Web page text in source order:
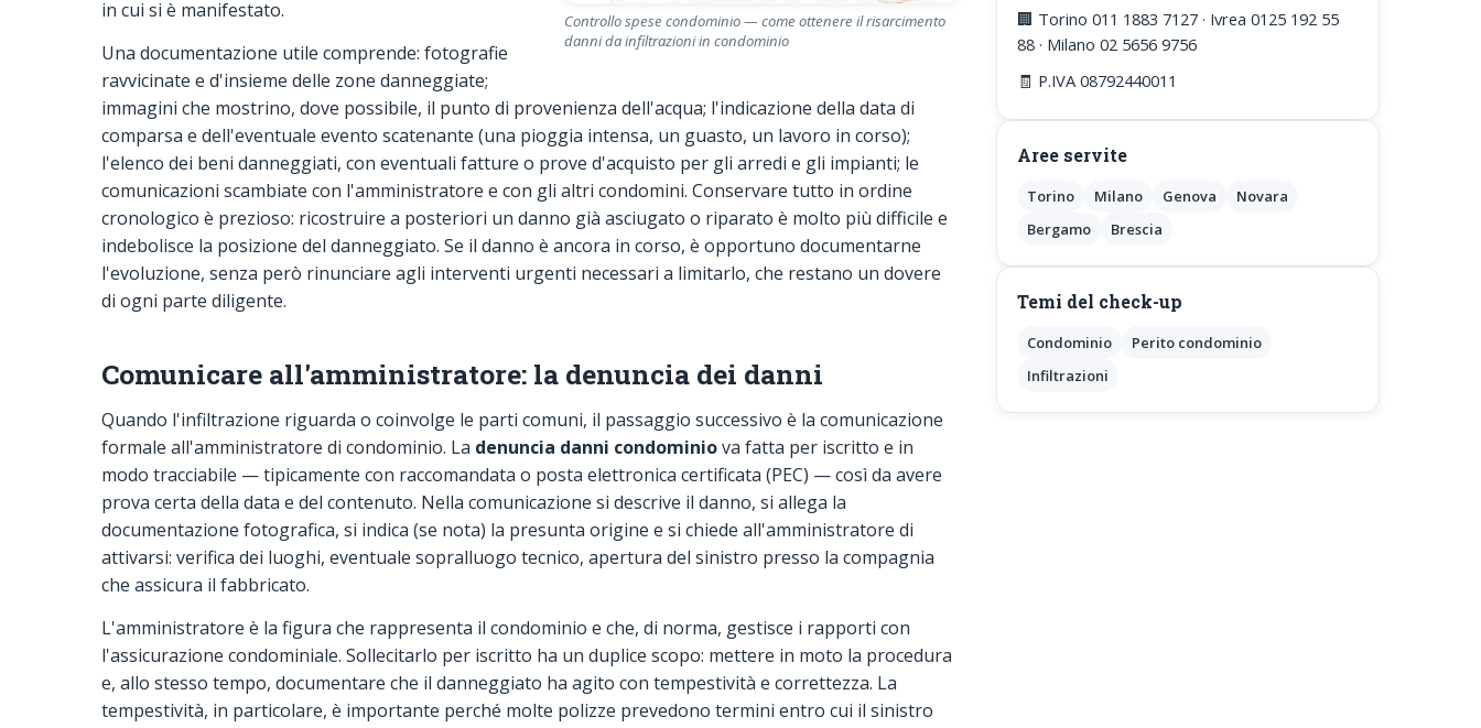
Controllo spese condominio — come ottenere il risarcimento
danni da infiltrazioni in condominio
in cui si è manifestato.
Una documentazione utile comprende: fotografie
ravvicinate e d'insieme delle zone danneggiate;
immagini che mostrino, dove possibile, il punto di provenienza dell'acqua; l'indicazione della data di
comparsa e dell'eventuale evento scatenante (una pioggia intensa, un guasto, un lavoro in corso);
l'elenco dei beni danneggiati, con eventuali fatture o prove d'acquisto per gli arredi e gli impianti; le
comunicazioni scambiate con l'amministratore e con gli altri condomini. Conservare tutto in ordine
cronologico è prezioso: ricostruire a posteriori un danno già asciugato o riparato è molto più difficile e
indebolisce la posizione del danneggiato. Se il danno è ancora in corso, è opportuno documentarne
l'evoluzione, senza però rinunciare agli interventi urgenti necessari a limitarlo, che restano un dovere
di ogni parte diligente.
Comunicare all'amministratore: la denuncia dei danni
Quando l'infiltrazione riguarda o coinvolge le parti comuni, il passaggio successivo è la comunicazione
formale all'amministratore di condominio. La denuncia danni condominiova fatta per iscritto e in
modo tracciabile — tipicamente con raccomandata o posta elettronica certificata (PEC) — così da avere
prova certa della data e del contenuto. Nella comunicazione si descrive il danno, si allega la
documentazione fotografica, si indica (se nota) la presunta origine e si chiede all'amministratore di
attivarsi: verifica dei luoghi, eventuale sopralluogo tecnico, apertura del sinistro presso la compagnia
che assicura il fabbricato.
L'amministratore è la figura che rappresenta il condominio e che, di norma, gestisce i rapporti con
l'assicurazione condominiale. Sollecitarlo per iscritto ha un duplice scopo: mettere in moto la procedura
e, allo stesso tempo, documentare che il danneggiato ha agito con tempestività e correttezza. La
tempestività, in particolare, è importante perché molte polizze prevedono termini entro cui il sinistro
🏢 Torino 011 1883 7127 · Ivrea 0125 192 55
88 · Milano 02 5656 9756
🧾 P.IVA 08792440011
Aree servite
Torino Milano Genova
Novara
Bergamo
Brescia
Temi del check-up
Condominio
Perito condominio
Infiltrazioni